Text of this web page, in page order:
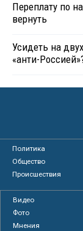
Переплату по
вернуть
Усидеть на
«анти-
Политика
Общество
Происшествия
Видео
Фото
Мнения